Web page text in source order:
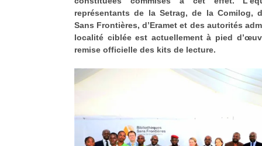
représentants de la Setrag, de la Comilog,
Sans Frontières, d’Eramet et des autorités
localité ciblée est actuellement à pied
remise officielle des kits de lecture.